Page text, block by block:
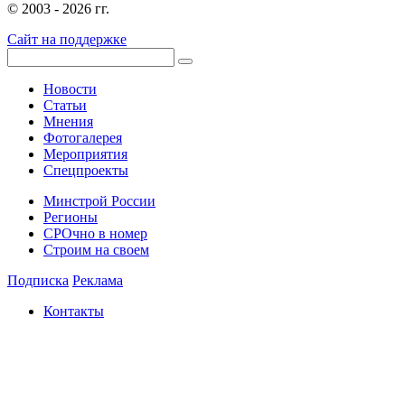
© 2003 - 2026 гг.
Сайт на поддержке
Новости
Статьи
Мнения
Фотогалерея
Мероприятия
Спецпроекты
Минстрой России
Регионы
СРОчно в номер
Строим на своем
Подписка Реклама
Контакты